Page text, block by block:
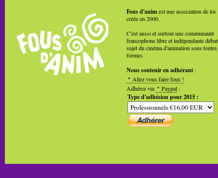
Fous d'animest une association de loi
créée en 2000.
C'est aussi et surtout une communauté
francophone libre et indépendante
sujet du cinéma d'animation sous toutes
formes
Nous soutenir en adhérant :
Allez vous faire fous !
Adhérez via
Paypal :
Type d'adhésion pour 2015 :